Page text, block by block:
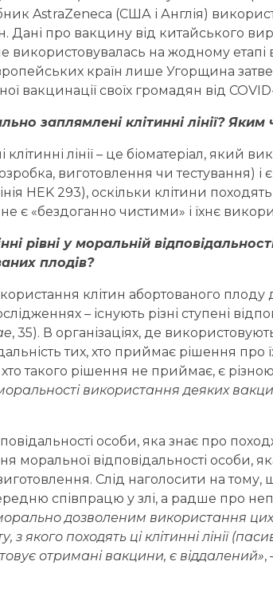
AstraZeneca (США і Англія)
Дані про вакцину від китайського
не використовувалась на жодному
країн лише Угорщина
вакцинації своїх громадян від
заплямлені клітинні лінії?
лінії – це біоматеріал, який
виготовлення чи тестування)
HEK 293), оскільки клітини
є «бездоганно чистими» і їхнє
рівні у моральній
плодів?
клітин абортованого плоду
– існують різні ступені
, 35). В організаціях, де
тих, хто приймає рішення про
хто такого рішення не приймає, є
використання деяких
особи, яка знає про
моральної відповідальності особи,
Слід наголосити на
співпрацю у злі, а радше про
дозволеним використання цих
з якого походять ці клітинні лінії
отримані вакцини, є віддалений»,